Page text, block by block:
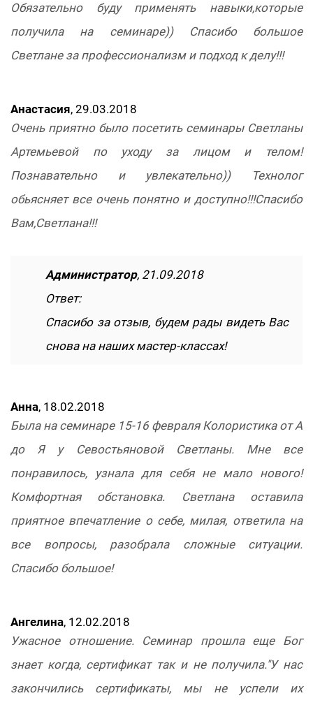
Обязательно буду применять навыки,которые
получила на семинаре)) Спасибо большое
Светлане за профессионализм и подход к делу!!!
Анастасия, 29.03.2018
Очень приятно было посетить семинары Светланы
Артемьевой по уходу за лицом и телом!
Познавательно и увлекательно)) Технолог
обьясняет все очень понятно и доступно!!!Спасибо
Вам,Светлана!!!
Администратор, 21.09.2018
Ответ:
Спасибо за отзыв, будем рады видеть Вас
снова на наших мастер-классах!
Анна, 18.02.2018
Была на семинаре 15-16 февраля Колористика от А
до Я у Севостьяновой Светланы. Мне все
понравилось, узнала для себя не мало нового!
Комфортная обстановка. Светлана оставила
приятное впечатление о себе, милая, ответила на
все вопросы, разобрала сложные ситуации.
Спасибо большое!
Ангелина, 12.02.2018
Ужасное отношение. Семинар прошла еще Бог
знает когда, сертификат так и не получила."У нас
закончились сертификаты, мы не успели их